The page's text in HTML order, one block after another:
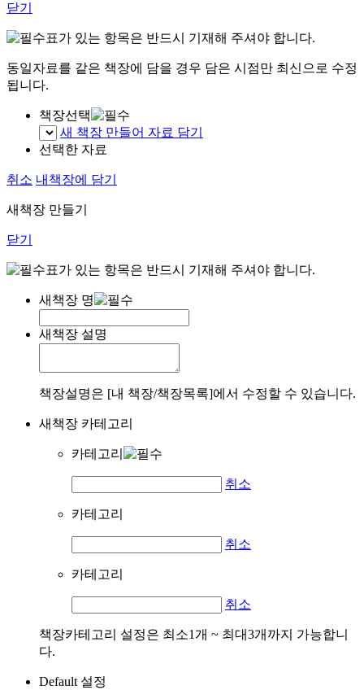
닫기
표가 있는 항목은 반드시 기재해 주셔야 합니다.
동일자료를 같은 책장에 담을 경우 담은 시점만 최신으로 수정
됩니다.
책장선택
새 책장 만들어 자료 담기
선택한 자료
취소 내책장에 담기
새책장 만들기
닫기
표가 있는 항목은 반드시 기재해 주셔야 합니다.
새책장 명
새책장 설명
책장설명은 [내 책장/책장목록]에서 수정할 수 있습니다.
새책장 카테고리
카테고리
취소
카테고리
취소
카테고리
취소
책장카테고리 설정은 최소1개 ~ 최대3개까지 가능합니
다.
Default 설정